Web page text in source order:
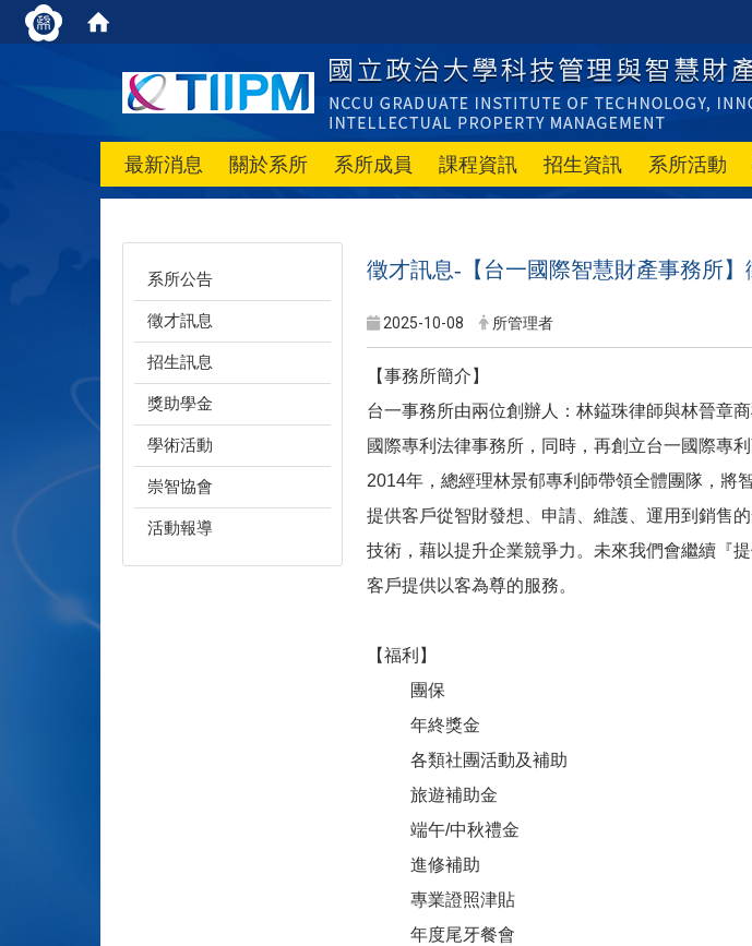
最新消息 關於系所 系所成員 課程資訊 招生資訊 系所活動
系所公告
徵才訊息
招生訊息
獎助學金
學術活動
崇智協會
活動報導
徵才訊息-【台一國際智慧財產事務所
2025-10-08 所管理者
【事務所簡介】
台一事務所由兩位創辦人：林鎰珠律師與林晉章
國際專利法律事務所，同時，再創立台一國際專
2014年，總經理林景郁專利師帶領全體團隊，將
提供客戶從智財發想、申請、維護、運用到銷售
技術，藉以提升企業競爭力。未來我們會繼續『
客戶提供以客為尊的服務。
【福利】
團保
年終獎金
各類社團活動及補助
旅遊補助金
端午/中秋禮金
進修補助
專業證照津貼
年度尾牙餐會